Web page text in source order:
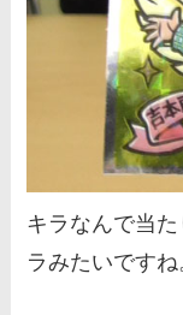
キラなんで当
ラみたいですね